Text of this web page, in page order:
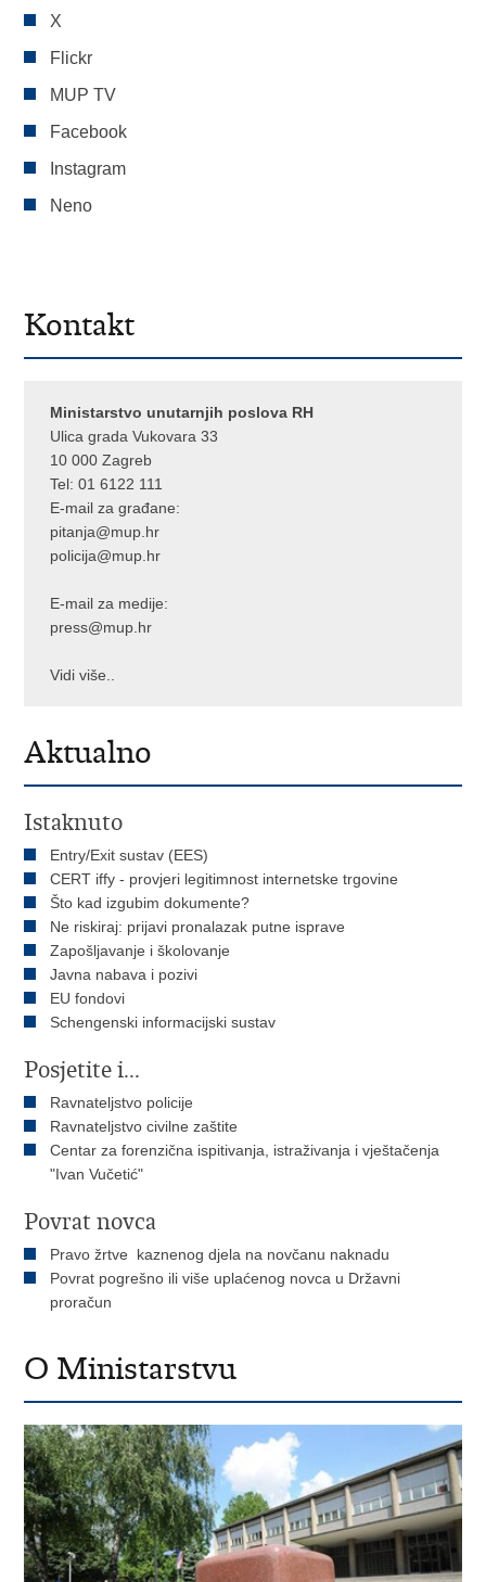
X
Flickr
MUP TV
Facebook
Instagram
Neno
Kontakt
Ministarstvo unutarnjih poslova RH
Ulica grada Vukovara 33
10 000 Zagreb
Tel:01 6122 111
E-mail za građane:
pitanja@mup.hr
policija@mup.hr
E-mail za medije:
press@mup.hr
Vidi više..
Aktualno
Istaknuto
Entry/Exit sustav (EES)
CERT iffy - provjeri legitimnost internetske trgovine
Što kad izgubim dokumente?
Ne riskiraj: prijavi pronalazak putne isprave
Zapošljavanje i školovanje
Javna nabava i pozivi
EU fondovi
Schengenski informacijski sustav
Posjetite i...
Ravnateljstvo policije
Ravnateljstvo civilne zaštite
Centar za forenzična ispitivanja, istraživanja i vještačenja
"Ivan Vučetić"
Povrat novca
Pravo žrtve kaznenog djela na novčanu naknadu
Povrat pogrešno ili više uplaćenog novca u Državni
proračun
O Ministarstvu